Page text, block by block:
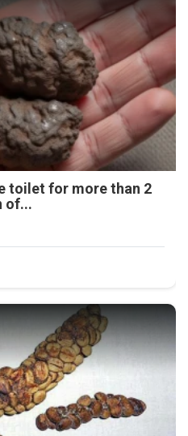
toilet for more than 2
of...